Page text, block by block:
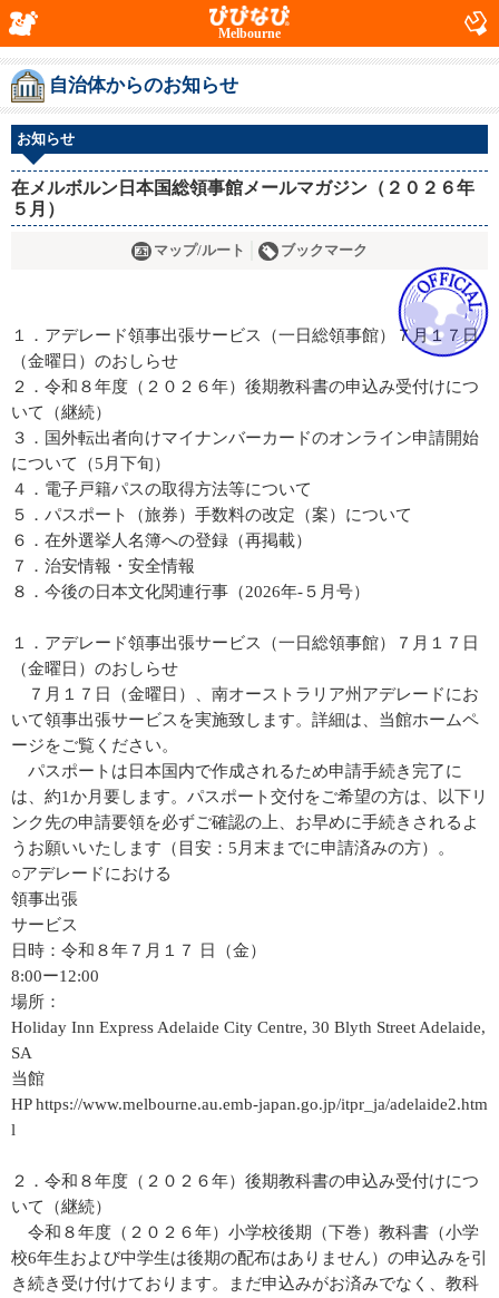
Melbourne
自治体からのお知らせ
お知らせ
在メルボルン日本国総領事館メールマガジン（２０２６年
５月）
マップ/ルート ブックマーク
１．アデレード領事出張サービス（一日総領事館）７月１７日
（金曜日）のおしらせ
２．令和８年度（２０２６年）後期教科書の申込み受付けにつ
いて（継続）
３．国外転出者向けマイナンバーカードのオンライン申請開始
について（5月下旬）
４．電子戸籍パスの取得方法等について
５．パスポート（旅券）手数料の改定（案）について
６．在外選挙人名簿への登録（再掲載）
７．治安情報・安全情報
８．今後の日本文化関連行事（2026年-５月号）
１．アデレード領事出張サービス（一日総領事館）７月１７日
（金曜日）のおしらせ
７月１７日（金曜日）、南オーストラリア州アデレードにお
いて領事出張サービスを実施致します。詳細は、当館ホームペ
ージをご覧ください。
パスポートは日本国内で作成されるため申請手続き完了に
は、約1か月要します。パスポート交付をご希望の方は、以下リ
ンク先の申請要領を必ずご確認の上、お早めに手続きされるよ
うお願いいたします（目安：5月末までに申請済みの方）。
○アデレードにおける
領事出張
サービス
日時：令和８年７月１７ 日（金）
8:00ー12:00
場所：
Holiday Inn Express Adelaide City Centre, 30 Blyth Street Adelaide,
SA
当館
HP https://www.melbourne.au.emb-japan.go.jp/itpr_ja/adelaide2.htm
l
２．令和８年度（２０２６年）後期教科書の申込み受付けにつ
いて（継続）
令和８年度（２０２６年）小学校後期（下巻）教科書（小学
校6年生および中学生は後期の配布はありません）の申込みを引
き続き受け付けております。まだ申込みがお済みでなく、教科